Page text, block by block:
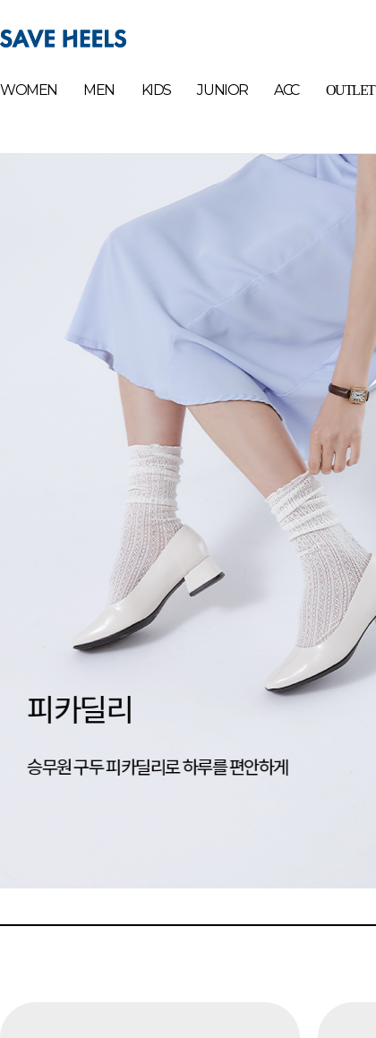
WOMEN MEN KIDS JUNIOR ACC OUTLET
네이티브 신상공개
가벼움의 기준, 네이티브